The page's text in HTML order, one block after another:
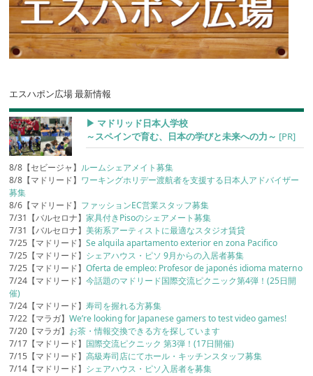
エスハポン広場 最新情報
▶︎ マドリッド日本人学校
～スペインで育む、日本の学びと未来への力～ [PR]
8/8【セビージャ】 ルームシェアメイト募集
8/8【マドリード】 ワーキングホリデー渡航者を支援する日本人アドバイザー
募集
8/6【マドリード】 ファッションEC営業スタッフ募集
7/31【バルセロナ】家具付きPisoのシェアメート募集
7/31【バルセロナ】美術系アーティストに最適なスタジオ賃貸
7/25【マドリード】Se alquila apartamento exterior en zona Pacifico
7/25【マドリード】 シェアハウス・ピソ 9月からの入居者募集
7/25【マドリード】Oferta de empleo: Profesor de japonés idioma materno
7/24【マドリード】今話題のマドリード国際交流ピクニック第4弾！(25日開
催)
7/24【マドリード】寿司を握れる方募集
7/22【マラガ】We’re looking for Japanese gamers to test video games!
7/20【マラガ】 お茶・情報交換できる方を探しています
7/17【マドリード】 国際交流ピクニック 第3弾！(17日開催)
7/15【マドリード】高級寿司店にてホール・キッチンスタッフ募集
7/14【マドリード】 シェアハウス・ピソ入居者を募集